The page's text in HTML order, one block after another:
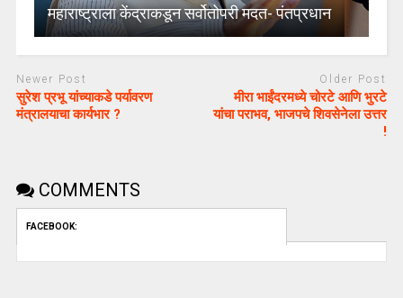
महाराष्ट्राला केंद्राकडून सर्वोतोपरी मदत- पंतप्रधान
Newer Post
सुरेश प्रभू यांच्याकडे पर्यावरण
मंत्रालयाचा कार्यभार ?
Older Post
मीरा भाईंदरमध्ये चोरटे आणि भुरटे
यांचा पराभव, भाजपचे शिवसेनेला उत्तर
!
COMMENTS
FACEBOOK: